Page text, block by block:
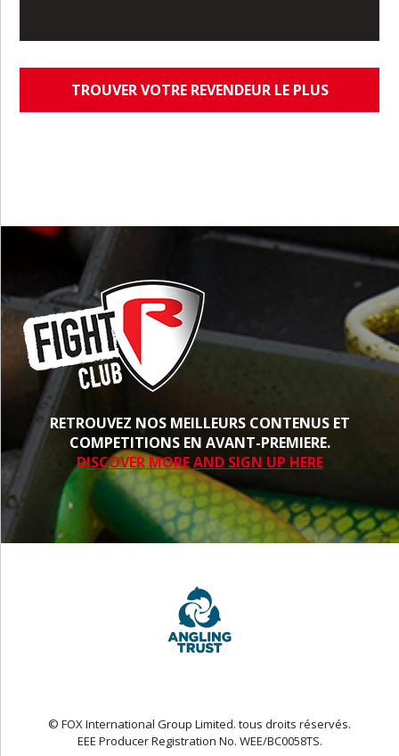
TROUVER VOTRE REVENDEUR LE PLUS
RETROUVEZ NOS MEILLEURS CONTENUS ET
COMPETITIONS EN AVANT-PREMIERE.
DISCOVER MORE AND SIGN UP HERE
© FOX International Group Limited. tous droits réservés.
EEE Producer Registration No. WEE/BC0058TS.